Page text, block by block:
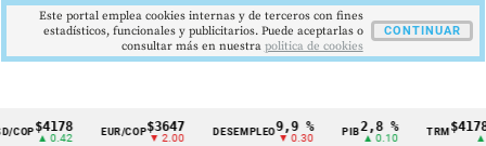
$4178
▲ 0.42
EUR/COP$3647
▼ 2.00
DESEMPLEO 9,9 %
▼ 0.30
PIB2,8 %
▲ 0.10
TRM
▲
Este portal emplea cookies internas y de terceros con fines
estadísticos, funcionales y publicitarios. Puede aceptarlas o
consultar más en nuestra politica de cookies
CONTINUAR